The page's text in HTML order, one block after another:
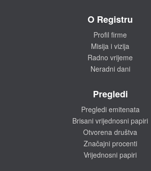
O Registru
Profil firme
Misija i vizija
Radno vrijeme
Neradni dani
Pregledi
Pregledi emitenata
Brisani vrijednosni papiri
Otvorena društva
Značajni procenti
Vrijednosni papiri